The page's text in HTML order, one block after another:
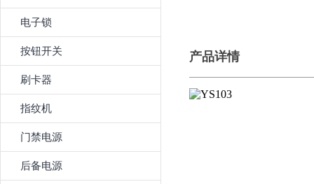
电子锁
按钮开关
刷卡器
指纹机
门禁电源
后备电源
产品详情